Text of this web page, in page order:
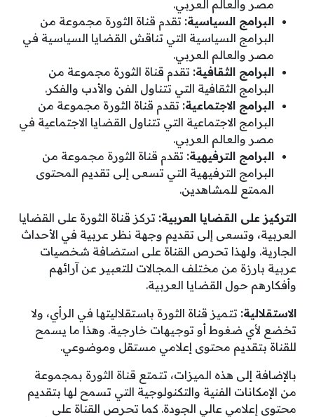
مصر والعالم العربي.
البرامج السياسية: تقدم قناة الثورة مجموعة من
البرامج السياسية التي تناقش القضايا السياسية في
مصر والعالم العربي.
البرامج الثقافية: تقدم قناة الثورة مجموعة من
البرامج الثقافية التي تتناول الفن والأدب والفكر.
البرامج الاجتماعية: تقدم قناة الثورة مجموعة من
البرامج الاجتماعية التي تتناول القضايا الاجتماعية في
مصر والعالم العربي.
البرامج الترفيهية: تقدم قناة الثورة مجموعة من
البرامج الترفيهية التي تسعى إلى تقديم المحتوى
الممتع للمشاهدين.
التركيز على القضايا العربية: تركز قناة الثورة على القضايا
العربية، وتسعى إلى تقديم وجهة نظر عربية في الأحداث
الجارية. ولهذا تحرص القناة على استضافة شخصيات
عربية بارزة من مختلف المجالات للتعبير عن آرائهم
وأفكارهم حول القضايا العربية.
الاستقلالية: تتميز قناة الثورة باستقلاليتها في الرأي، ولا
تخضع لأي ضغوط أو توجيهات خارجية. وهذا ما يسمح
للقناة بتقديم محتوى إعلامي مستقل وموضوعي.
بالإضافة إلى هذه الميزات، تتمتع قناة الثورة بمجموعة
من الإمكانات الفنية والتكنولوجية التي تسمح لها بتقديم
محتوى إعلامي عالي الجودة. كما تحرص القناة على